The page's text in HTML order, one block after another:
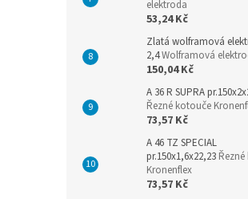
elektroda
53,24 Kč
Zlatá wolframová
2,4Wolframová
150,04 Kč
A 36 R SUPRA
Řezné kotouče
73,57 Kč
A 46 TZ SPECIAL
pr.150x1,6x22,23
Kronenflex
73,57 Kč